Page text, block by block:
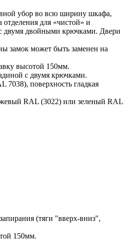
убор во всю ширину шкафа,
отделения для «чистой» и
двумя двойными крючками. Двери
замок может быть заменен на
высотой 150мм.
с двумя крючками.
поверхность гладкая
RAL (3022) или зеленый RAL
(тяги "вверх-вниз",
150мм.